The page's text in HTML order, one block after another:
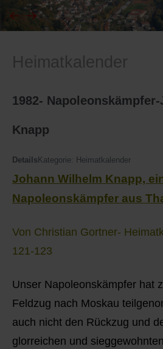
Heimatkalender
1982-
Knapp
Details Kategorie: Heimatkalender
Johann Wilhelm Knapp,
Napoleonskämpfer aus
Von Christian Gortner-
121-123
Unser Napoleonskämpfer hat
Feldzug nach Moskau
auch nicht den Rückzug und
glorreichen und
J
N
P
Q
S
Feuerwehr
Friedhöfe
Literatur
Presles Partnergemeinde
Schulen - Kindergarten
Spielplätze
Strassen-Wege-Pfade